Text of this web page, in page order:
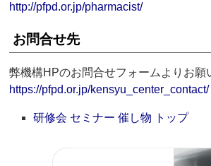
http://pfpd.or.jp/pharmacist/
お問合せ先
弊機構HPのお問合せフォームよりお願
https://pfpd.or.jp/kensyu_center_contact/
研修会 セミナー 催し物 トップ